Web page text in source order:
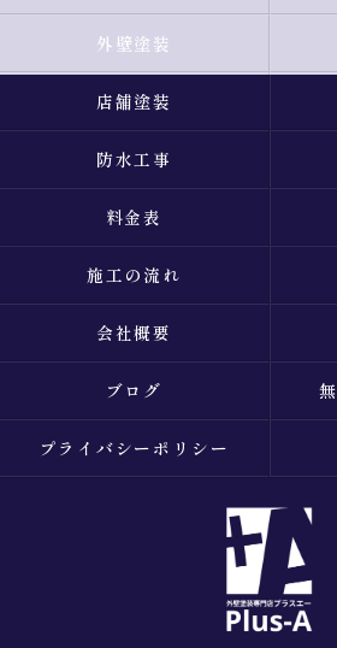
外壁塗装
店舗塗装
防水工事
料金表
施工の流れ
会社概要
ブログ
プライバシーポリシー